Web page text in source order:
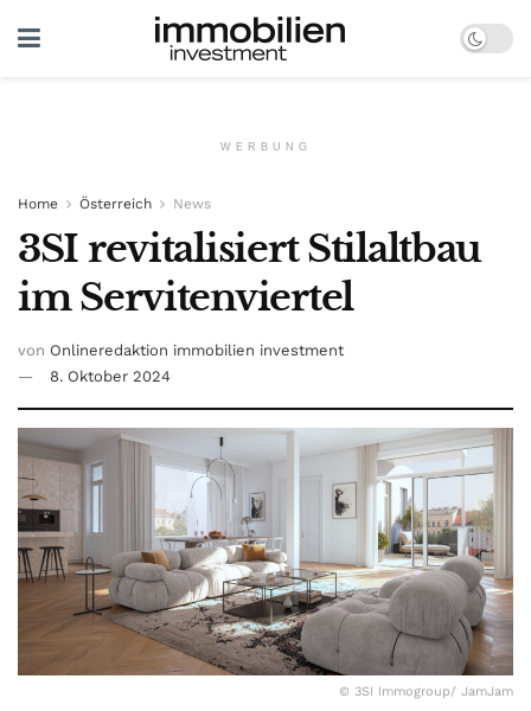
WERBUNG
Home Österreich News
3SI revitalisiert Stilaltbau
im Servitenviertel
von Onlineredaktion immobilien investment
8. Oktober 2024
© 3SI Immogroup/ JamJam